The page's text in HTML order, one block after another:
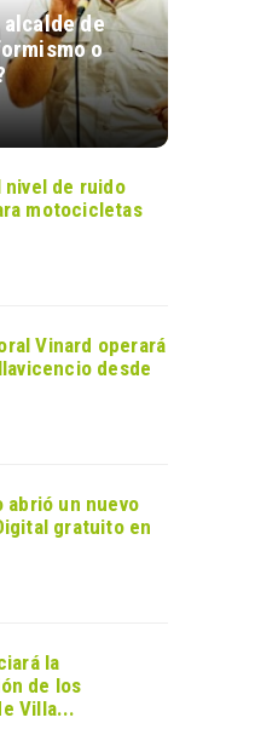
de
o
nivel de ruido
motocicletas
Vinard operará
desde
abrió un nuevo
gratuito en
la
de los
Villa...